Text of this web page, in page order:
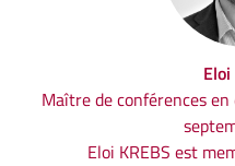
Eloi
Maître de conférences
Eloi KREBS est